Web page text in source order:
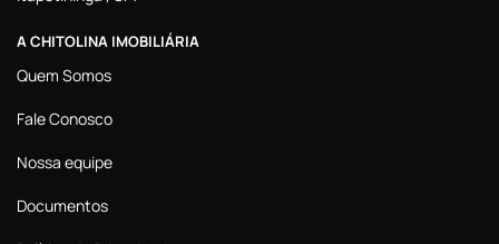
A CHITOLINA IMOBILIÁRIA
Quem Somos
Fale Conosco
Nossa equipe
Documentos